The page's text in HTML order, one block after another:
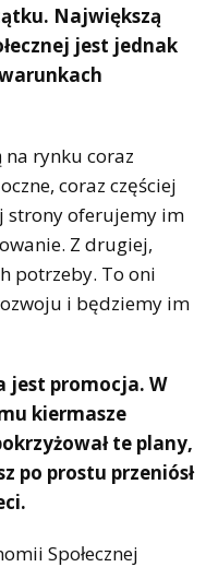
Największą
jest jednak
rynku coraz
coraz częściej
strony oferujemy im
Z drugiej,
potrzeby. To oni
i będziemy im
jest promocja. W
kiermasze
te plany,
po prostu przeniósł
Społecznej